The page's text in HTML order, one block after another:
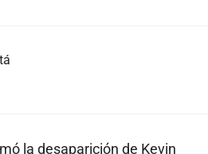
la desaparición de Kevin